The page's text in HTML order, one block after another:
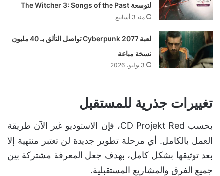
لتوسعة The Witcher 3: Songs of the Past
منذ 3 أسابيع
لعبة Cyberpunk 2077 تواصل التألق بـ 40 مليون
نسخة مباعة
3 يوليو، 2026
تغييرات جذرية للمستقبل
بحسب CD Projekt Red، فإن الاستوديو غير الآن طريقة
العمل بالكامل. أي مرحلة تطوير جديدة لن تعتبر منتهية إلا
بعد توثيقها بشكل كامل، بهدف جعل المعرفة مشتركة بين
جميع الفرق والمشاريع المستقبلية.